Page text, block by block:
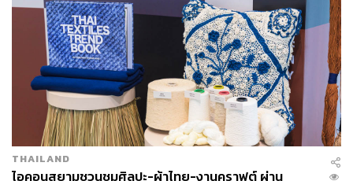
THAILAND
ไอคอนสยามชวนชมศิลปะ-ผ้าไทย-งานคราฟต์ ผ่าน